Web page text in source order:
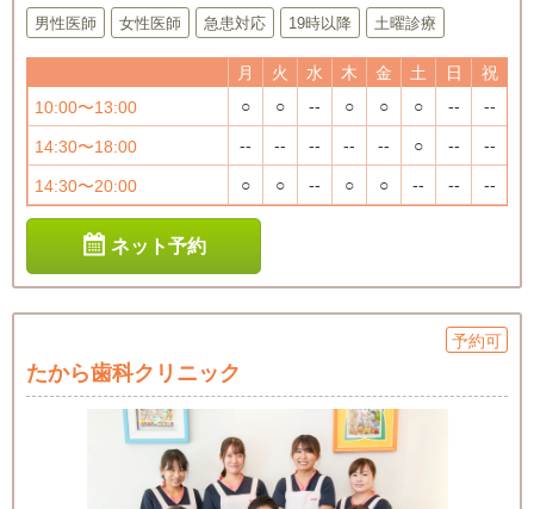
男性医師 女性医師 急患対応 19時以降 土曜診療
月 火 水 木 金 土 日
祝
10:00〜13:00
○ ○ -- ○ ○ ○ -- --
14:30〜18:00 -- -- -- -- -- ○ -- --
14:30〜20:00 ○ ○ -- ○ ○ -- -- --
ネット予約
予約可
たから歯科クリニック